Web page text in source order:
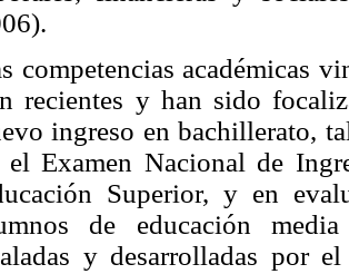
competencias académicas
recientes y han sido
ingreso en bachillerato,
Examen Nacional de
Superior, y en
de educación
y desarrolladas por